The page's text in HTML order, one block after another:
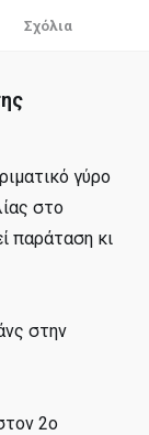
Σχόλια
γύρο
στο
παράταση κι
στην
2ο